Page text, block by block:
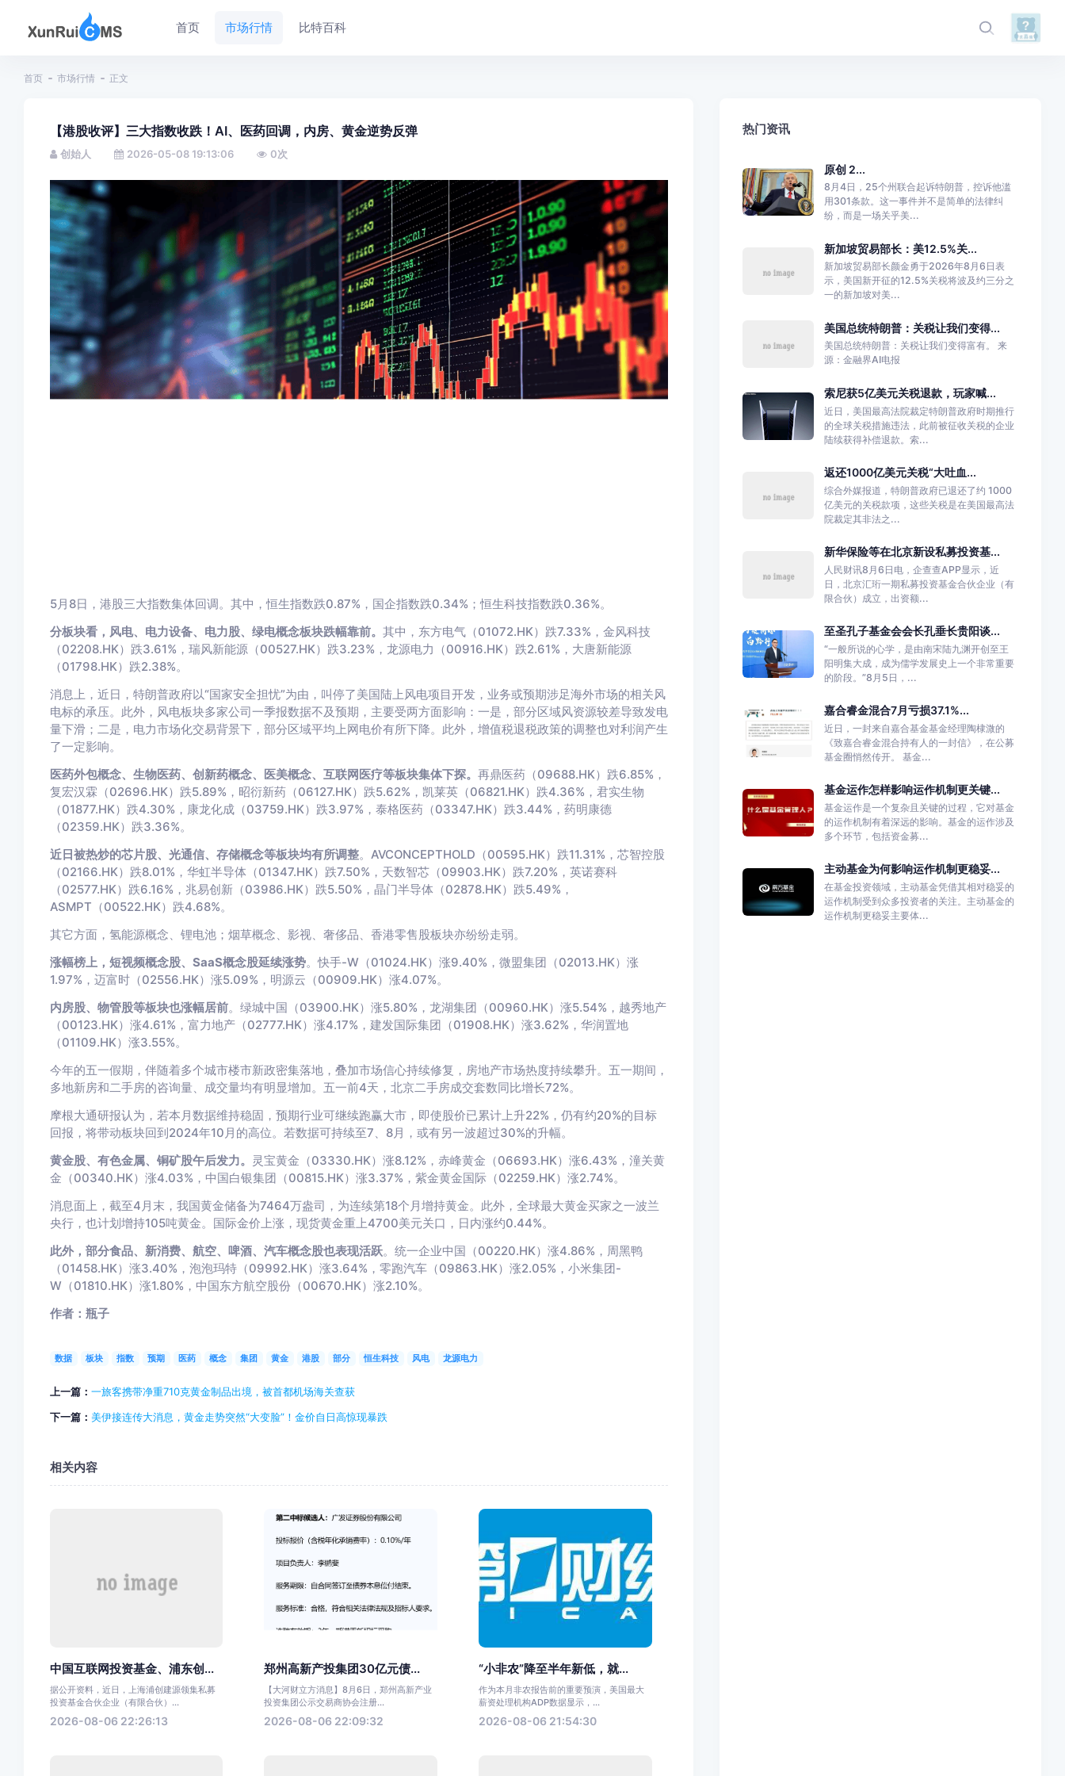
首页 市场行情 比特百科
首页 市场行情 正文
【港股收评】三大指数收跌！AI、医药回调，内房、黄金逆势反弹
创始人 2026-05-08 19:13:06 0次
5月8日，港股三大指数集体回调。其中，恒生指数跌0.87%，国企指数跌0.34%；恒生科技指数跌0.36%。
分板块看，风电、电力设备、电力股、绿电概念板块跌幅靠前。 其中，东方电气（01072.HK）跌7.33%，金风科技
（02208.HK）跌3.61%，瑞风新能源（00527.HK）跌3.23%，龙源电力（00916.HK）跌2.61%，大唐新能源
（01798.HK）跌2.38%。
消息上，近日，特朗普政府以“国家安全担忧”为由，叫停了美国陆上风电项目开发，业务或预期涉足海外市场的相关风
电标的承压。此外，风电板块多家公司一季报数据不及预期，主要受两方面影响：一是，部分区域风资源较差导致发电
量下滑；二是，电力市场化交易背景下，部分区域平均上网电价有所下降。此外，增值税退税政策的调整也对利润产生
了一定影响。
医药外包概念、生物医药、创新药概念、医美概念、互联网医疗等板块集体下探。 再鼎医药（09688.HK）跌6.85%，
复宏汉霖（02696.HK）跌5.89%，昭衍新药（06127.HK）跌5.62%，凯莱英（06821.HK）跌4.36%，君实生物
（01877.HK）跌4.30%，康龙化成（03759.HK）跌3.97%，泰格医药（03347.HK）跌3.44%，药明康德
（02359.HK）跌3.36%。
近日被热炒的芯片股、光通信、存储概念等板块均有所调整。AVCONCEPTHOLD（00595.HK）跌11.31%，芯智控股
（02166.HK）跌8.01%，华虹半导体（01347.HK）跌7.50%，天数智芯（09903.HK）跌7.20%，英诺赛科
（02577.HK）跌6.16%，兆易创新（03986.HK）跌5.50%，晶门半导体（02878.HK）跌5.49%，
ASMPT（00522.HK）跌4.68%。
其它方面，氢能源概念、锂电池；烟草概念、影视、奢侈品、香港零售股板块亦纷纷走弱。
涨幅榜上，短视频概念股、SaaS概念股延续涨势。快手-W（01024.HK）涨9.40%，微盟集团（02013.HK）涨
1.97%，迈富时（02556.HK）涨5.09%，明源云（00909.HK）涨4.07%。
内房股、物管股等板块也涨幅居前。绿城中国（03900.HK）涨5.80%，龙湖集团（00960.HK）涨5.54%，越秀地产
（00123.HK）涨4.61%，富力地产（02777.HK）涨4.17%，建发国际集团（01908.HK）涨3.62%，华润置地
（01109.HK）涨3.55%。
今年的五一假期，伴随着多个城市楼市新政密集落地，叠加市场信心持续修复，房地产市场热度持续攀升。五一期间，
多地新房和二手房的咨询量、成交量均有明显增加。五一前4天，北京二手房成交套数同比增长72%。
摩根大通研报认为，若本月数据维持稳固，预期行业可继续跑赢大市，即使股价已累计上升22%，仍有约20%的目标
回报，将带动板块回到2024年10月的高位。若数据可持续至7、8月，或有另一波超过30%的升幅。
黄金股、有色金属、铜矿股午后发力。
灵宝黄金（03330.HK）涨8.12%，赤峰黄金（06693.HK）涨6.43%，潼关黄
金（00340.HK）涨4.03%，中国白银集团（00815.HK）涨3.37%，紫金黄金国际（02259.HK）涨2.74%。
消息面上，截至4月末，我国黄金储备为7464万盎司，为连续第18个月增持黄金。此外，全球最大黄金买家之一波兰
央行，也计划增持105吨黄金。国际金价上涨，现货黄金重上4700美元关口，日内涨约0.44%。
此外，部分食品、新消费、航空、啤酒、汽车概念股也表现活跃。统一企业中国（00220.HK）涨4.86%，周黑鸭
（01458.HK）涨3.40%，泡泡玛特（09992.HK）涨3.64%，零跑汽车（09863.HK）涨2.05%，小米集团-
W（01810.HK）涨1.80%，中国东方航空股份（00670.HK）涨2.10%。
作者：瓶子
数据 板块 指数 预期 医药 概念 集团 黄金 港股 部分 恒生科技 风电 龙源电力
上一篇： 一旅客携带净重710克黄金制品出境，被首都机场海关查获
下一篇： 美伊接连传大消息，黄金走势突然“大变脸”！金价自日高惊现暴跌
相关内容
中国互联网投资基金、浦东创...
据公开资料，近日，上海浦创建源领集私募
投资基金合伙企业（有限合伙）...
2026-08-06 22:26:13
郑州高新产投集团30亿元债...
【大河财立方消息】8月6日，郑州高新产业
投资集团公示交易商协会注册...
2026-08-06 22:09:32
“小非农”降至半年新低，就...
作为本月非农报告前的重要预演，美国最大
薪资处理机构ADP数据显示，...
2026-08-06 21:54:30
热门资讯
原创 2...
8月4日，25个州联合起诉特朗普，控诉他滥
用301条款。这一事件并不是简单的法律纠
纷，而是一场关乎美...
新加坡贸易部长：美12.5%关...
新加坡贸易部长颜金勇于2026年8月6日表
示，美国新开征的12.5%关税将波及约三分之
一的新加坡对美...
美国总统特朗普：关税让我们变得...
美国总统特朗普：关税让我们变得富有。 来
源：金融界AI电报
索尼获5亿美元关税退款，玩家喊...
近日，美国最高法院裁定特朗普政府时期推行
的全球关税措施违法，此前被征收关税的企业
陆续获得补偿退款。索...
返还1000亿美元关税“大吐血...
综合外媒报道，特朗普政府已退还了约 1000
亿美元的关税款项，这些关税是在美国最高法
院裁定其非法之...
新华保险等在北京新设私募投资基...
人民财讯8月6日电，企查查APP显示，近
日，北京汇珩一期私募投资基金合伙企业（有
限合伙）成立，出资额...
至圣孔子基金会会长孔垂长贵阳谈...
“一般所说的心学，是由南宋陆九渊开创至王
阳明集大成，成为儒学发展史上一个非常重要
的阶段。”8月5日，...
嘉合睿金混合7月亏损37.1%...
近日，一封来自嘉合基金基金经理陶棣溦的
《致嘉合睿金混合持有人的一封信》，在公募
基金圈悄然传开。 基金...
基金运作怎样影响运作机制更关键...
基金运作是一个复杂且关键的过程，它对基金
的运作机制有着深远的影响。基金的运作涉及
多个环节，包括资金募...
主动基金为何影响运作机制更稳妥...
在基金投资领域，主动基金凭借其相对稳妥的
运作机制受到众多投资者的关注。主动基金的
运作机制更稳妥主要体...